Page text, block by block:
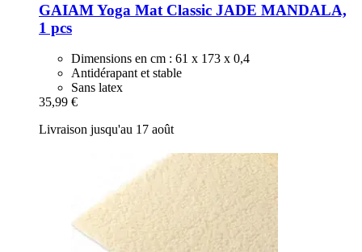
GAIAMYoga Mat Classic JADE MANDALA,
1 pcs
Dimensions en cm : 61 x 173 x 0,4
Antidérapant et stable
Sans latex
35,99 €
Livraison jusqu'au 17 août